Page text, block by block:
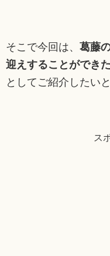
そこで今回は、 葛藤
迎えすることができ
としてご紹介したい
ス